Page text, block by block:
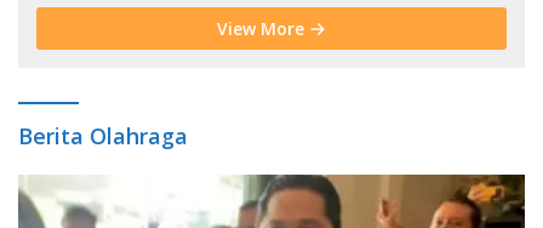
View More
Berita Olahraga